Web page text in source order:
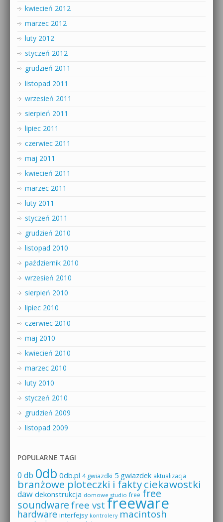
kwiecień 2012
marzec 2012
luty 2012
styczeń 2012
grudzień 2011
listopad 2011
wrzesień 2011
sierpień 2011
lipiec 2011
czerwiec 2011
maj 2011
kwiecień 2011
marzec 2011
luty 2011
styczeń 2011
grudzień 2010
listopad 2010
październik 2010
wrzesień 2010
sierpień 2010
lipiec 2010
czerwiec 2010
maj 2010
kwiecień 2010
marzec 2010
luty 2010
styczeń 2010
grudzień 2009
listopad 2009
POPULARNE TAGI
0 db 0db 0db.pl 4 gwiazdki 5 gwiazdek aktualizacja
branżowe ploteczki i faktyciekawostki
daw dekonstrukcja domowe studio free free
soundware free vst freeware
hardware interfejsy kontrolery macintosh